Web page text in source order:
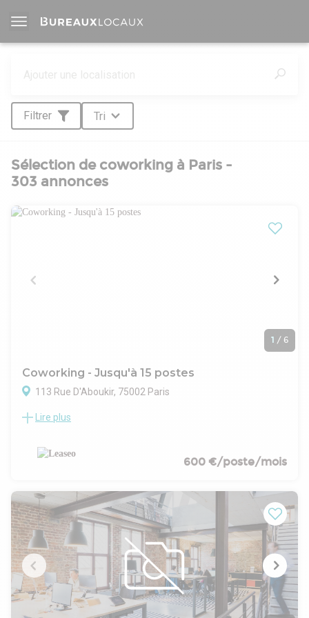
Filtrer Tri
Sélection de coworking à Paris -
303 annonces
1 / 6
Coworking - Jusqu'à 15 postes
113 Rue D'Aboukir, 75002 Paris
Au sein d'un bel immeuble rénové, LEASEO vous propose à la
/m²/an
.- Surface aménagée en une belle cuisine aménagée et
- Locaux entièrement meublés et équipés
- Climatisation
- Système son Devialet
- Les informations sur les risques auxquels ce bien est
exposé sont disponibles sur le site Géorisques :
www.georisques.gouv.fr
Conditions juridiques et financieres :
Bail : Contrat prestations de services
Régime fiscal : T.V.A.
Lire plus
600 €/poste/mois